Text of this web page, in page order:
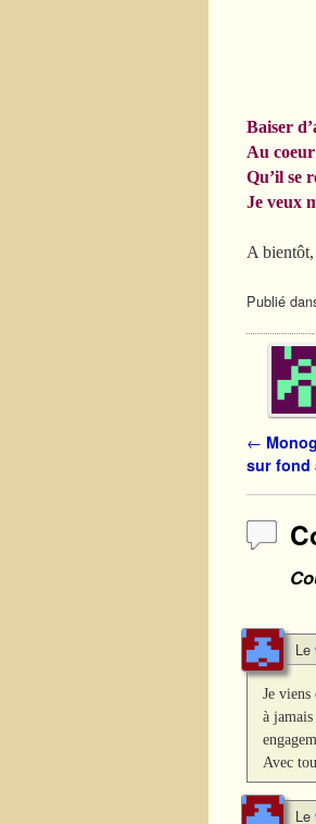
Baiser
Au
Qu’il se
Je veux
A bientôt,
Publié
←
sur fond
Le
Je
à
Avec
Le